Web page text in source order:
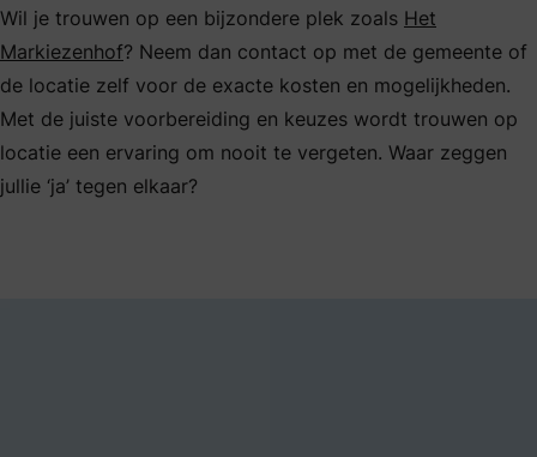
Wil je trouwen op een bijzondere plek zoals Het
Markiezenhof? Neem dan contact op met de gemeente of
de locatie zelf voor de exacte kosten en mogelijkheden.
Met de juiste voorbereiding en keuzes wordt trouwen op
locatie een ervaring om nooit te vergeten. Waar zeggen
jullie ‘ja’ tegen elkaar?